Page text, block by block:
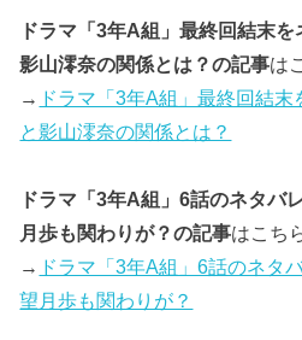
ドラマ「3年A組」最終回結末
影山澪奈の関係とは？の記事は
→ ドラマ「3年A組」最終回結
と影山澪奈の関係とは？
ドラマ「3年A組」6話のネタバ
月歩も関わりが？の記事はこち
→ ドラマ「3年A組」6話のネタ
望月歩も関わりが？